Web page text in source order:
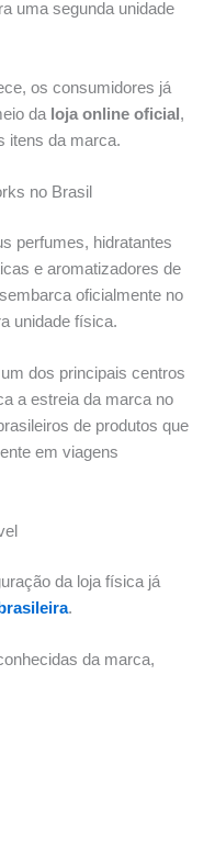
uma segunda unidade
os consumidores já
da loja online oficial ,
itens da marca.
no Brasil
perfumes, hidratantes
e aromatizadores de
oficialmente no
unidade física.
dos principais centros
a estreia da marca no
de produtos que
em viagens
da loja física já
.
da marca,